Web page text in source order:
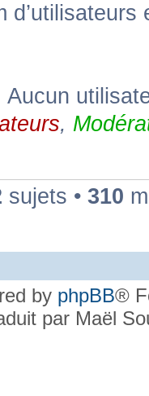
,
sujets • 310
by phpBB®
par Maël